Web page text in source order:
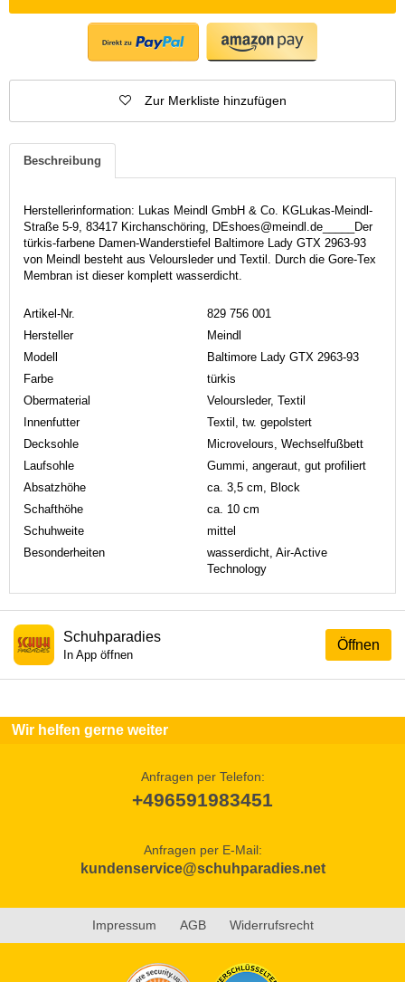
Zur Merkliste hinzufügen
Beschreibung
Herstellerinformation: Lukas Meindl GmbH & Co. KGLukas-Meindl-
Straße 5-9, 83417 Kirchanschöring, DEshoes@meindl.de_____Der
türkis-farbene Damen-Wanderstiefel Baltimore Lady GTX 2963-93
von Meindl besteht aus Veloursleder und Textil. Durch die Gore-Tex
Membran ist dieser komplett wasserdicht.
Artikel-Nr.
829 756 001
Hersteller
Meindl
Modell
Baltimore Lady GTX 2963-93
Farbe
türkis
Obermaterial
Veloursleder, Textil
Innenfutter
Textil, tw. gepolstert
Decksohle
Microvelours, Wechselfußbett
Laufsohle
Gummi, angeraut, gut profiliert
Absatzhöhe
ca. 3,5 cm, Block
Schafthöhe
ca. 10 cm
Schuhweite
mittel
Besonderheiten
wasserdicht, Air-Active
Technology
Öffnen
Schuhparadies
In App öffnen
Wir helfen gerne weiter
Anfragen per Telefon:
+496591983451
Anfragen per E-Mail:
kundenservice@schuhparadies.net
Impressum AGB Widerrufsrecht